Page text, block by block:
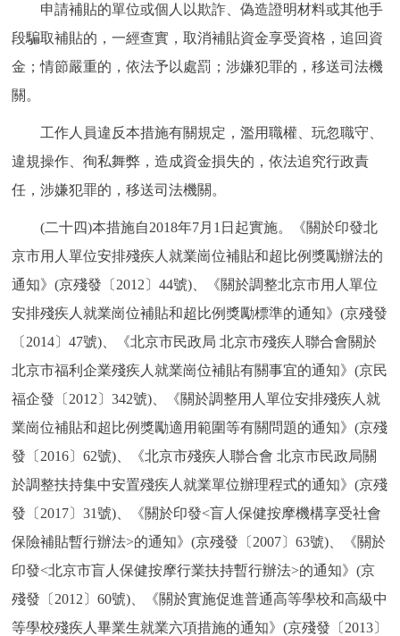
申請補貼的單位或個人以欺詐、偽造證明材料或其他手
段騙取補貼的，一經查實，取消補貼資金享受資格，追回資
金；情節嚴重的，依法予以處罰；涉嫌犯罪的，移送司法機
關。
工作人員違反本措施有關規定，濫用職權、玩忽職守、
違規操作、徇私舞弊，造成資金損失的，依法追究行政責
任，涉嫌犯罪的，移送司法機關。
(二十四)本措施自2018年7月1日起實施。《關於印發北
京市用人單位安排殘疾人就業崗位補貼和超比例獎勵辦法的
通知》(京殘發〔2012〕44號)、《關於調整北京市用人單位
安排殘疾人就業崗位補貼和超比例獎勵標準的通知》(京殘發
〔2014〕47號)、《北京市民政局 北京市殘疾人聯合會關於
北京市福利企業殘疾人就業崗位補貼有關事宜的通知》(京民
福企發〔2012〕342號)、《關於調整用人單位安排殘疾人就
業崗位補貼和超比例獎勵適用範圍等有關問題的通知》(京殘
發〔2016〕62號)、《北京市殘疾人聯合會 北京市民政局關
於調整扶持集中安置殘疾人就業單位辦理程式的通知》(京殘
發〔2017〕31號)、《關於印發<盲人保健按摩機構享受社會
保險補貼暫行辦法>的通知》(京殘發〔2007〕63號)、《關於
印發<北京市盲人保健按摩行業扶持暫行辦法>的通知》(京
殘發〔2012〕60號)、《關於實施促進普通高等學校和高級中
等學校殘疾人畢業生就業六項措施的通知》(京殘發〔2013〕